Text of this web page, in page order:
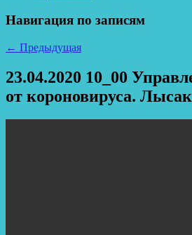
Навигация по записям
← Предыдущая
23.04.2020 10_00
от короновируса.